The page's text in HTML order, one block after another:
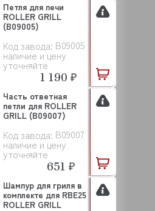
Код завода: B09005
наличие и цену
уточняйте
Петля для печи
ROLLER GRILL
(B09005)
1 190 ₽
Код завода: B09007
наличие и цену
уточняйте
Часть ответная
петли для ROLLER
GRILL (B09007)
651 ₽
Шампур для гриля в
комплекте для RBE25
ROLLER GRILL